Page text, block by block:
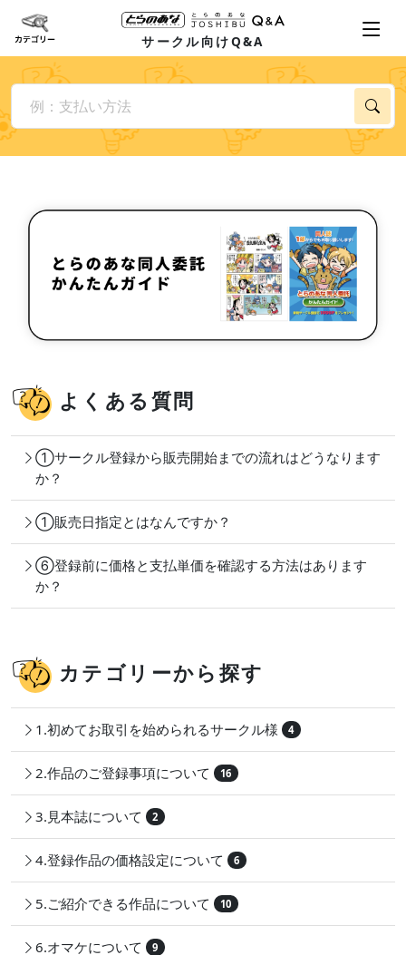
サークル向けQ&A
よくある質問
①サークル登録から販売開始までの流れはどうなります
か？
①販売日指定とはなんですか？
⑥登録前に価格と支払単価を確認する方法はあります
か？
カテゴリーから探す
1.初めてお取引を始められるサークル様 4
2.作品のご登録事項について 16
3.見本誌について 2
4.登録作品の価格設定について 6
5.ご紹介できる作品について 10
6.オマケについて 9